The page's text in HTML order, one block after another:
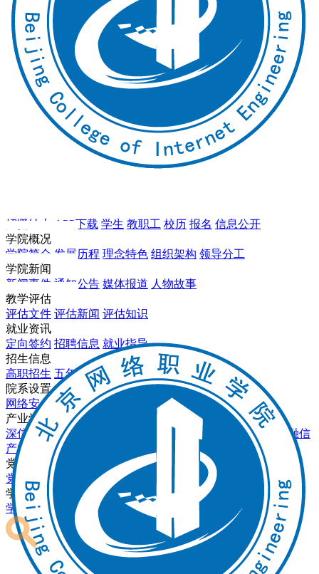
招贤纳士 APP下载 学生 教职工 校历 报名 信息公开
学院概况
学院简介 发展历程 理念特色 组织架构 领导分工
学院新闻
新闻事件 通知公告 媒体报道 人物故事
教学评估
评估文件 评估新闻 评估知识
就业资讯
定向签约 招聘信息 就业指导
招生信息
高职招生 五年一贯制 中职教育3+2
报名录取
院系设置
网络安全系 软件工程系 数字影视系
基础教育部
产业学院
深信服产业学院
东方国信产业学院
天融信
产业学院
数字影视亿和产业学院
党团建设
党建动态
理论聚焦
学生中心
学习下载 校友会 校友红人榜 社团活动